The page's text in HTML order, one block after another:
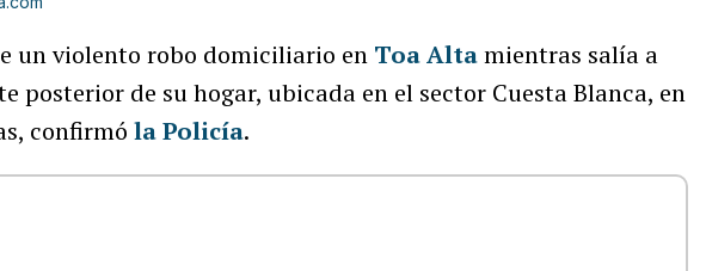
un violento robo domiciliario en Toa Altamientras salía a
posterior de su hogar, ubicada en el sector Cuesta Blanca, en
confirmóla Policía.